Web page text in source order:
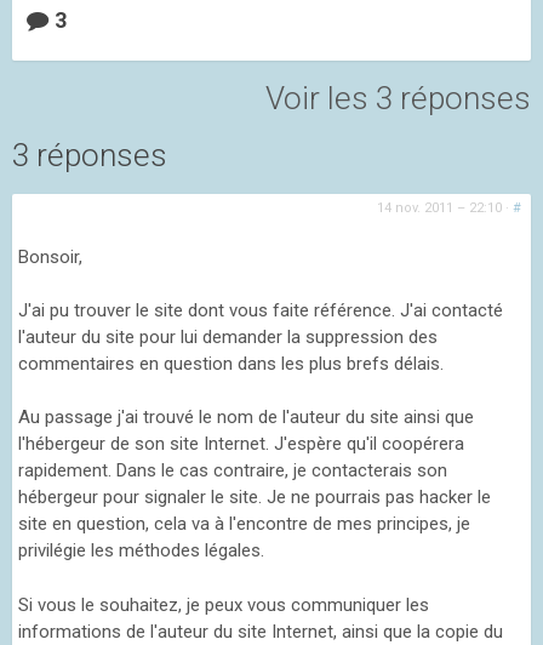
3
Voir les 3 réponses
3 réponses
14 nov. 2011 – 22:10 · #
Bonsoir,
J'ai pu trouver le site dont vous faite référence. J'ai contacté
l'auteur du site pour lui demander la suppression des
commentaires en question dans les plus brefs délais.
Au passage j'ai trouvé le nom de l'auteur du site ainsi que
l'hébergeur de son site Internet. J'espère qu'il coopérera
rapidement. Dans le cas contraire, je contacterais son
hébergeur pour signaler le site. Je ne pourrais pas hacker le
site en question, cela va à l'encontre de mes principes, je
privilégie les méthodes légales.
Si vous le souhaitez, je peux vous communiquer les
informations de l'auteur du site Internet, ainsi que la copie du